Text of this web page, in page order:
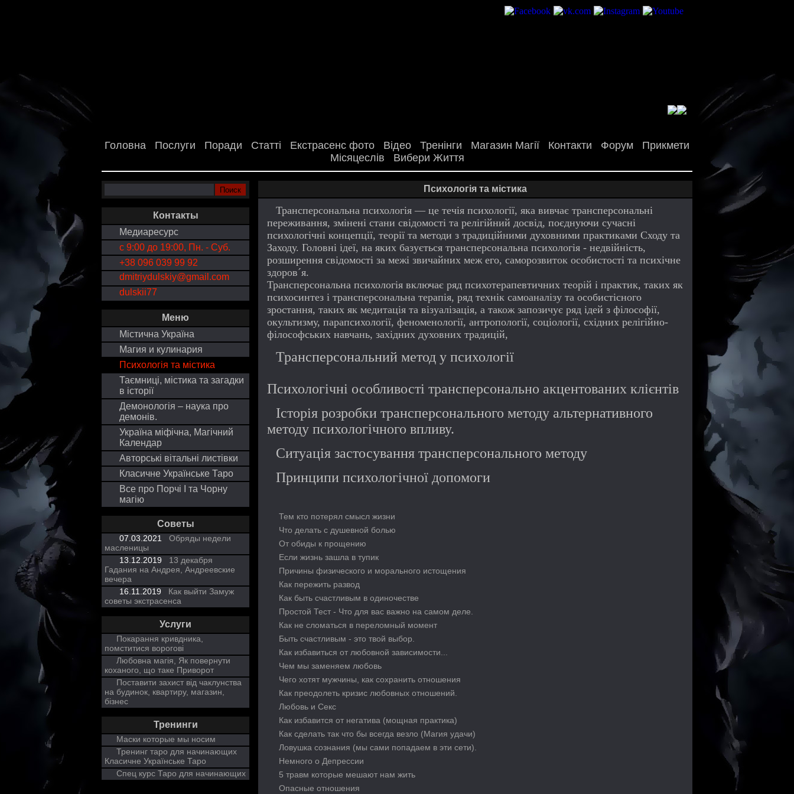
Головна Послуги Поради Статті Екстрасенс фото Відео Тренінги Магазин Магії Контакти Форум
Прикмети
Місяцеслів
Вибери Життя
Контакты
Медиаресурс
с 9:00 до 19:00, Пн. - Суб.
+38 096 039 99 92
dmitriydulskiy@gmail.com
dulskii77
Меню
Містична Україна
Магия и кулинария
Психологія та містика
Таємниці, містика та загадки
в історії
Демонологія – наука про
демонів.
Україна міфічна, Магічний
Календар
Авторські вітальні листівки
Класичне Українське Таро
Все про Порчі І та Чорну
магію
Советы
07.03.2021
Обряды недели
масленицы
13.12.2019
13 декабря
Гадания на Андрея, Андреевские
вечера
16.11.2019
Как выйти Замуж
советы экстрасенса
Услуги
Покарання кривдника,
помститися ворогові
Любовна магія, Як повернути
коханого, що таке Приворот
Поставити захист від чаклунства
на будинок, квартиру, магазин,
бізнес
Тренинги
Маски которые мы носим
Тренинг таро для начинающих
Класичне Українське Таро
Спец курс Таро для начинающих
Психологія та містика
Трансперсональна психологія — це течія психології, яка вивчає трансперсональні
переживання, змінені стани свідомості та релігійний досвід, поєднуючи сучасні
психологічні концепції, теорії та методи з традиційними духовними практиками Сходу та
Заходу. Головні ідеї, на яких базується трансперсональна психологія - недвійність,
розширення свідомості за межі звичайних меж его, саморозвиток особистості та психічне
здоров´я.
Трансперсональна психологія включає ряд психотерапевтичних теорій і практик, таких як
психосинтез і трансперсональна терапія, ряд технік самоаналізу та особистісного
зростання, таких як медитація та візуалізація, а також запозичує ряд ідей з філософії,
окультизму, парапсихології, феноменології, антропології, соціології, східних релігійно-
філософських навчань, західних духовних традицій,
Трансперсональний метод у психології
Психологічні особливості трансперсонально акцентованих клієнтів
Історія розробки трансперсонального методу альтернативного
методу психологічного впливу.
Ситуація застосування трансперсонального методу
Принципи психологічної допомоги
Тем кто потерял смысл жизни
Что делать с душевной болью
От обиды к прощению
Если жизнь зашла в тупик
Причины физического и морального истощения
Как пережить развод
Как быть счастливым в одиночестве
Простой Тест - Что для вас важно на самом деле.
Как не сломаться в переломный момент
Быть счастливым - это твой выбор.
Как избавиться от любовной зависимости...
Чем мы заменяем любовь
Чего хотят мужчины, как сохранить отношения
Как преодолеть кризис любовных отношений.
Любовь и Секс
Как избавится от негатива (мощная практика)
Как сделать так что бы всегда везло (Магия удачи)
Ловушка сознания (мы сами попадаем в эти сети).
Немного о Депрессии
5 травм которые мешают нам жить
Опасные отношения